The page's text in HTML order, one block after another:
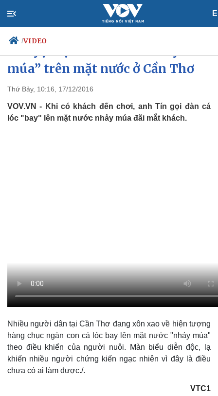
/VIDEO
Chính trị
Đảng
Tổ chức nhân sự
Tin 24h
Dự báo thời tiết
múa” trên mặt nước ở Cần Thơ
Thứ Bảy, 10:16, 17/12/2016
VOV.VN - Khi có khách đến chơi, anh Tín gọi đàn cá
lóc "bay" lên mặt nước nhảy múa đãi mắt khách.
Nhiều người dân tại Cần Thơ đang xôn xao về hiện tượng
hàng chục ngàn con cá lóc bay lên mặt nước "nhảy múa"
theo điều khiển của người nuôi. Màn biểu diễn độc, lạ
khiến nhiều người chứng kiến ngạc nhiên vì đây là điều
chưa có ai làm được./.
VTC1